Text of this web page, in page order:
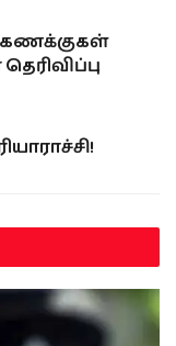
கணக்குகள்